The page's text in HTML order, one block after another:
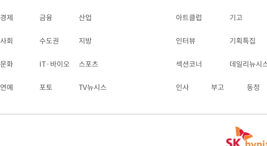
경제 금융 산업
사회 수도권 지방
문화 IT·바이오 스포츠
연예 포토 TV뉴시스
아트클럽 기고
인터뷰 기획특집
섹션코너 데일리뉴시
인사 부고 동정